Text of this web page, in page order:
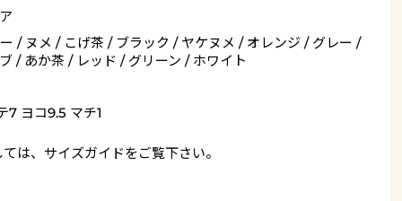
/ ヌメ / こげ茶 / ブラック / ヤケヌメ / オレンジ / グレー /
/ あか茶 / レッド / グリーン / ホワイト
7 ヨコ9.5 マチ1
は、 サイズガイドをご覧下さい。